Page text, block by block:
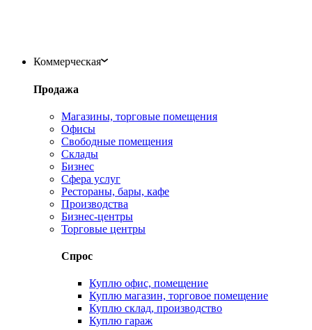
Коммерческая
Продажа
Магазины, торговые помещения
Офисы
Свободные помещения
Склады
Бизнес
Сфера услуг
Рестораны, бары, кафе
Производства
Бизнес-центры
Торговые центры
Спрос
Куплю офис, помещение
Куплю магазин, торговое помещение
Куплю склад, производство
Куплю гараж